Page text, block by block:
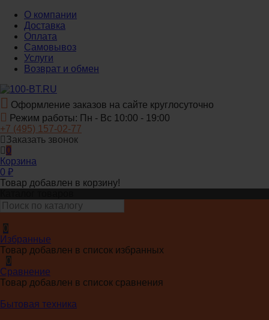
О компании
Доставка
Оплата
Самовывоз
Услуги
Возврат и обмен
Оформление заказов на сайте круглосуточно
Режим работы: Пн - Вс 10:00 - 19:00
+7 (495) 157-02-77
Заказать звонок
0
Корзина
0 ₽
Товар добавлен в корзину!
0
Избранные
Товар добавлен в список избранных
0
Сравнение
Товар добавлен в список сравнения
Бытовая техника